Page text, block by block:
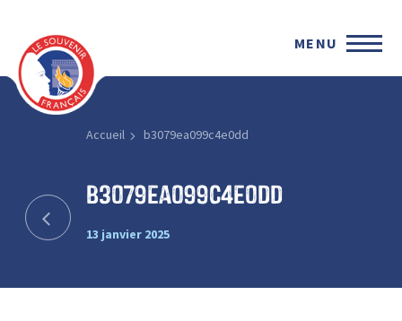
MENU
Accueil b3079ea099c4e0dd
b3079ea099c4e0dd
13 janvier 2025